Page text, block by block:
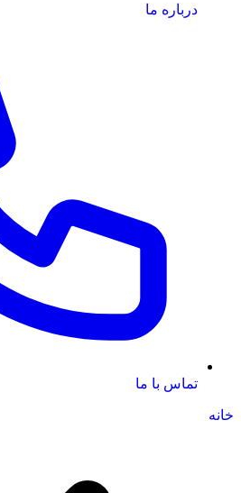
درباره ما
تماس با ما
خانه